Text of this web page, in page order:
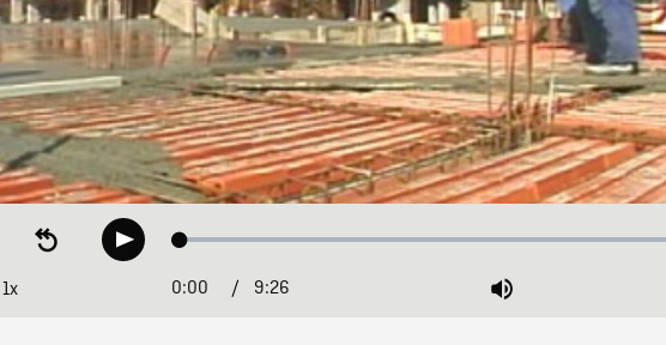
Seek
backwardPlay Loaded:
1x
Playback
Current
0:00 / Duration
9:26 Mute